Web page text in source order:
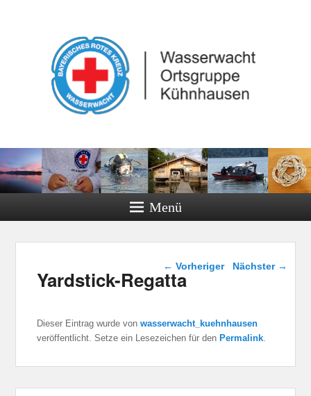
Menü
Beitragsnavigation
← Vorheriger Nächster →
Yardstick-Regatta
Dieser Eintrag wurde vonwasserwacht_kuehnhausen
veröffentlicht. Setze ein Lesezeichen für den Permalink